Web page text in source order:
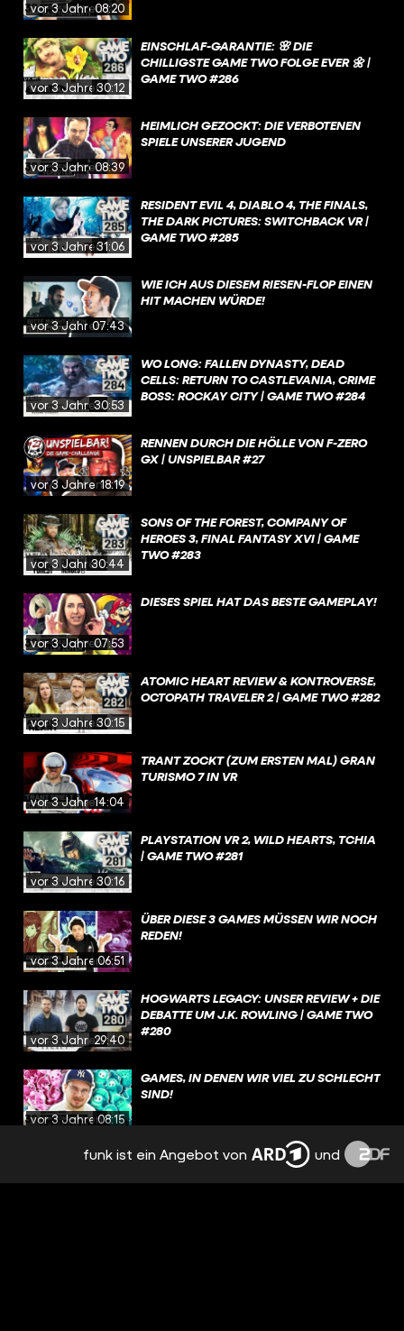
vor 3 Jahren08:20
vor 3 Jahren30:12
EINSCHLAF-GARANTIE: 🌸 DIE
CHILLIGSTE GAME TWO FOLGE EVER 🌼 |
GAME TWO #286
vor 3 Jahren08:39
HEIMLICH GEZOCKT: DIE VERBOTENEN
SPIELE UNSERER JUGEND
vor 3 Jahren31:06
RESIDENT EVIL 4, DIABLO 4, THE FINALS,
THE DARK PICTURES: SWITCHBACK VR |
GAME TWO #285
vor 3 Jahren07:43
WIE ICH AUS DIESEM RIESEN-FLOP EINEN
HIT MACHEN WÜRDE!
vor 3 Jahren30:53
WO LONG: FALLEN DYNASTY, DEAD
CELLS: RETURN TO CASTLEVANIA, CRIME
BOSS: ROCKAY CITY | GAME TWO #284
vor 3 Jahren18:19
RENNEN DURCH DIE HÖLLE VON F-ZERO
GX | UNSPIELBAR #27
vor 3 Jahren30:44
SONS OF THE FOREST, COMPANY OF
HEROES 3, FINAL FANTASY XVI | GAME
TWO #283
vor 3 Jahren07:53
DIESES SPIEL HAT DAS BESTE GAMEPLAY!
vor 3 Jahren30:15
ATOMIC HEART REVIEW & KONTROVERSE,
OCTOPATH TRAVELER 2 | GAME TWO #282
vor 3 Jahren14:04
TRANT ZOCKT (ZUM ERSTEN MAL) GRAN
TURISMO 7 IN VR
vor 3 Jahren30:16
PLAYSTATION VR 2, WILD HEARTS, TCHIA
| GAME TWO #281
vor 3 Jahren06:51
ÜBER DIESE 3 GAMES MÜSSEN WIR NOCH
REDEN!
vor 3 Jahren29:40
HOGWARTS LEGACY: UNSER REVIEW + DIE
DEBATTE UM J.K. ROWLING | GAME TWO
#280
vor 3 Jahren08:15
GAMES, IN DENEN WIR VIEL ZU SCHLECHT
SIND!
DEAD SPACE, FORSPOKEN, SPONGEBOB
SCHWAMMKOPF: THE COSMIC SHAKE |
funk ist ein Angebot von und